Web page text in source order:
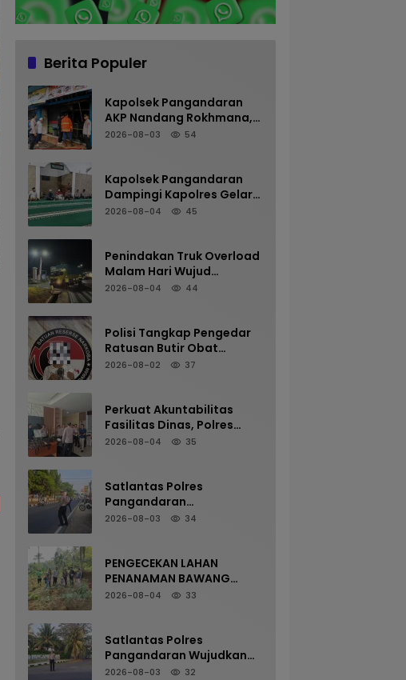
Berita Populer
Kapolsek Pangandaran
AKP Nandang Rokhmana,
S.H., M.H. Bersama
2026-08-03 54
Kapolsek Pangandaran
Dampingi Kapolres Gelar
Sholat Subuh Keliling di
Jaga Kamtibmas
2026-08-04 45
Penindakan Truk Overload
Malam Hari Wujud
Komitmen Satlantas
2026-08-04 44
Polisi Tangkap Pengedar
Ratusan Butir Obat
Terlarang di Cijulang
2026-08-02 37
Perkuat Akuntabilitas
Fasilitas Dinas, Polres
Pangandaran Gelar
2026-08-04 35
Satlantas Polres
Pangandaran
Maksimalkan Pelayanan
2026-08-03 34
PENGECEKAN LAHAN
PENANAMAN BAWANG
PUTIH OLEH POLSEK
PANGAN
2026-08-04 33
Satlantas Polres
Pangandaran Wujudkan
Kamseltibcarlantas
2026-08-03 32